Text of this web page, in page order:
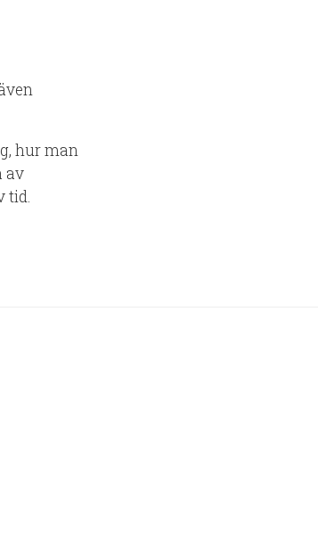
hur man
av
tid.